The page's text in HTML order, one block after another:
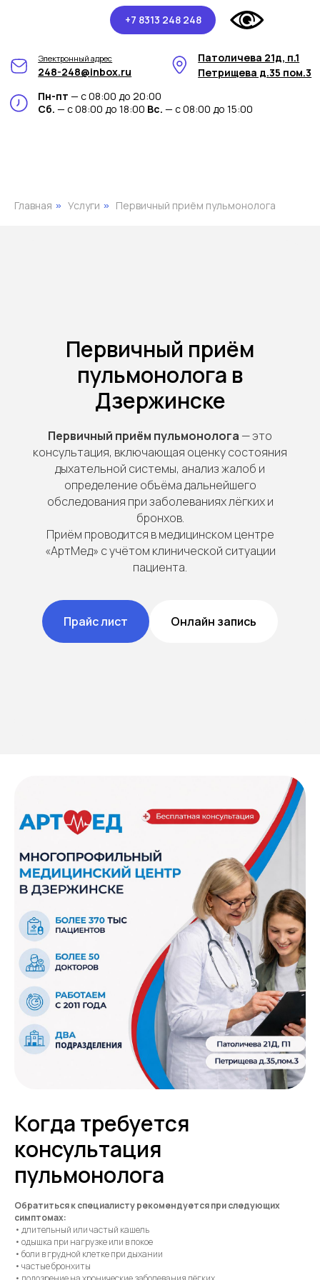
+7 8313 248 248
Пн-пт — с 08:00 до 20:00
Сб.— с 08:00 до 18:00Вс.— с 08:00 до 15:00
Главная » Услуги » Первичный приём пульмонолога
Первичный приём
пульмонолога в
Дзержинске
Первичный приём пульмонолога — это
консультация, включающая оценку состояния
дыхательной системы, анализ жалоб и
определение объёма дальнейшего
обследования при заболеваниях лёгких и
бронхов.
Приём проводится в медицинском центре
«АртМед» с учётом клинической ситуации
пациента.
Прайс лист Онлайн запись
Когда требуется
консультация
пульмонолога
Обратиться к специалисту рекомендуется при следующих
симптомах:
• длительный или частый кашель
• одышка при нагрузке или в покое
• боли в грудной клетке при дыхании
• частые бронхиты